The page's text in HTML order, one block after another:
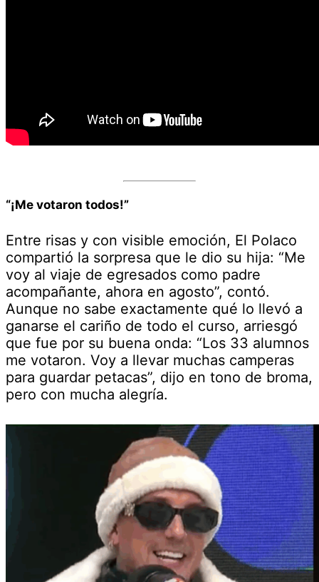
“¡Me votaron todos!”
Entre risas y con visible emoción, El Polaco
compartió la sorpresa que le dio su hija: “Me
voy al viaje de egresados como padre
acompañante, ahora en agosto”, contó.
Aunque no sabe exactamente qué lo llevó a
ganarse el cariño de todo el curso, arriesgó
que fue por su buena onda: “Los 33 alumnos
me votaron. Voy a llevar muchas camperas
para guardar petacas”, dijo en tono de broma,
pero con mucha alegría.